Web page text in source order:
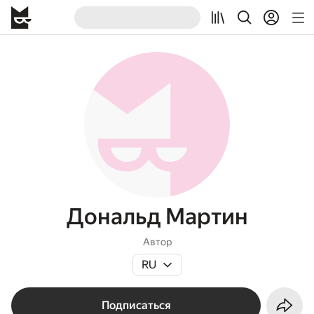
Дональд Мартин
Автор
RU
Подписаться